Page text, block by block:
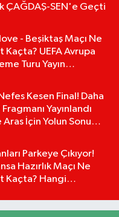
ÇAĞDAŞ-SEN'e Geçti
- Beşiktaş Maçı Ne
Kaçta? UEFA Avrupa
Turu Yayın
Kesen Final! Daha
Yayınlandı
Aras İçin Yolun Sonu
Parkeye Çıkıyor!
Hazırlık Maçı Ne
Kaçta? Hangi